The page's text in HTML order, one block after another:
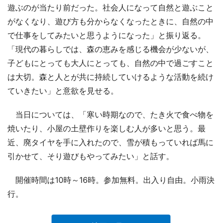
遊ぶのが当たり前だった。社会人になって自然と遊ぶこと
がなくなり、遊び方も分からなくなったときに、自然の中
で仕事をしてみたいと思うようになった」と振り返る。
「現代の暮らしでは、森の恵みを感じる機会が少ないが、
子どもにとっても大人にとっても、自然の中で過ごすこと
は大切。森と人とが共に持続していけるような活動を続け
ていきたい」と意欲を見せる。
当日については、「寒い時期なので、たき火で食べ物を
焼いたり、小屋の土壁作りを楽しむ人が多いと思う。最
近、廃タイヤを手に入れたので、雪が積もっていれば馬に
引かせて、そり遊びもやってみたい」と話す。
開催時間は10時～16時。参加無料。出入り自由。小雨決
行。